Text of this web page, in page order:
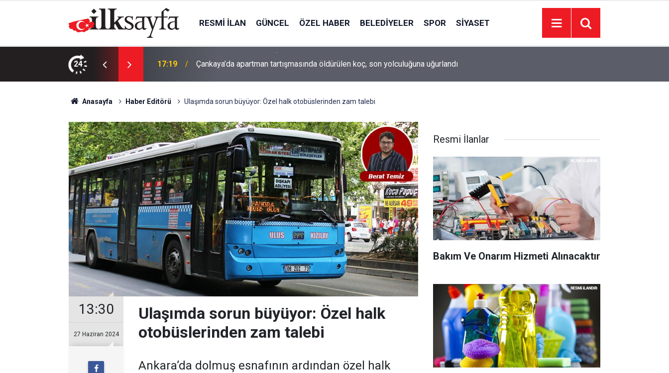
RESMI İLAN GÜNCEL ÖZEL HABER BELEDIYELER SPOR SIYASET
24
bugün kimin maçı var, hangi kanalda? 17:19 Çankaya’da apartman tartışmasında öldürülen koç, son yolculuğuna uğurlandı
Anasayfa Haber Editörü Ulaşımda sorun büyüyor: Özel halk otobüslerinden zam talebi
13:30
27 Haziran 2024
Ulaşımda sorun büyüyor: Özel halk
otobüslerinden zam talebi
Ankara’da dolmuş esnafının ardından özel halk
Resmi İlanlar
Bakım Ve Onarım Hizmeti Alınacaktır